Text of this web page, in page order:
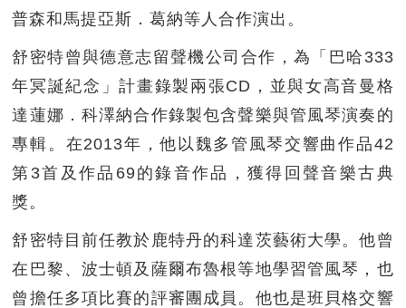
普森和馬提亞斯．葛納等人合作演出。
舒密特曾與德意志留聲機公司合作，為「巴哈333
年冥誕紀念」計畫錄製兩張CD，並與女高音曼格
達蓮娜．科澤納合作錄製包含聲樂與管風琴演奏的
專輯。在2013年，他以魏多管風琴交響曲作品42
第3首及作品69的錄音作品，獲得回聲音樂古典
獎。
舒密特目前任教於鹿特丹的科達茨藝術大學。他曾
在巴黎、波士頓及薩爾布魯根等地學習管風琴，也
曾擔任多項比賽的評審團成員。他也是班貝格交響